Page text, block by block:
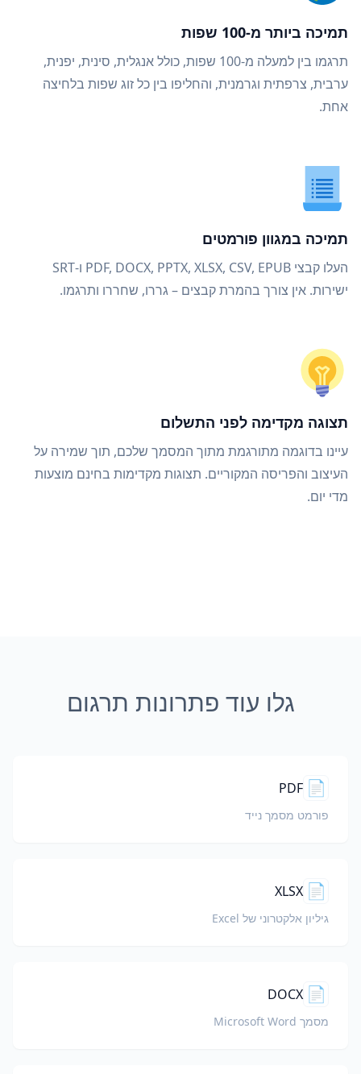
תמיכה ביותר מ-100 שפות
תרגמו בין למעלה מ-100 שפות, כולל אנגלית, סינית, יפנית,
ערבית, צרפתית וגרמנית, והחליפו בין כל זוג שפות בלחיצה
אחת.
תמיכה במגוון פורמטים
העלו קבצי PDF, DOCX, PPTX, XLSX, CSV, EPUB ו-SRT
ישירות. אין צורך בהמרת קבצים – גררו, שחררו ותרגמו.
תצוגה מקדימה לפני התשלום
עיינו בדוגמה מתורגמת מתוך המסמך שלכם, תוך שמירה על
העיצוב והפריסה המקוריים. תצוגות מקדימות בחינם מוצעות
מדי יום.
גלו עוד פתרונות תרגום
📄
PDF
פורמט מסמך נייד
📄
XLSX
גיליון אלקטרוני של Excel
📄
DOCX
מסמך Microsoft Word